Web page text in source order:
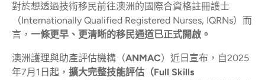
對於想透過技術移民前往澳洲的國際合資格註冊護士
（Internationally Qualified Registered Nurses, IQRNs）而
言， 一條更早、更清晰的移民通道已正式開啟。
澳洲護理與助產評估機構（ANMAC）近日宣布，自2025
年7月1日起， 擴大完整技能評估（Full Skills